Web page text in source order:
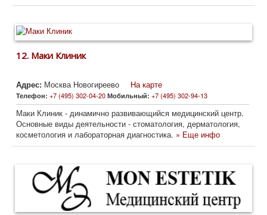
12. Маки Клиник
Адрес: Москва Новогиреево На карте
Телефон: +7 (495) 302-04-20 Мобильный: +7 (495) 302-94-13
Маки Клиник - динамично развивающийся медицинский центр.
Основные виды деятельности - стоматология, дерматология,
косметология и лабораторная диагностика. » Еще инфо